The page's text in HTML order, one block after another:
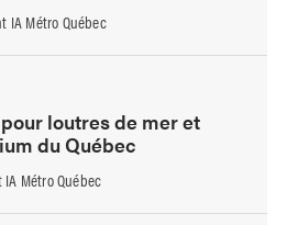
IA Métro Québec
loutres de mer et
du Québec
Métro Québec